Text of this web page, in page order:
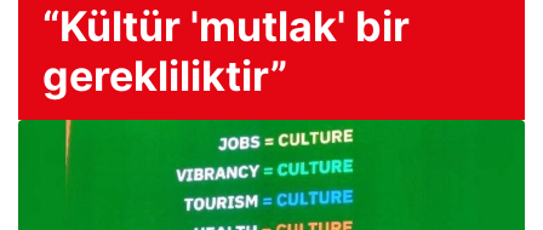
“Kültür 'mutlak' bir
gerekliliktir”